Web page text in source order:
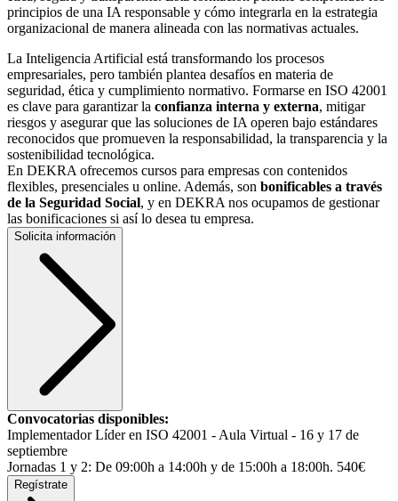
principios de una IA responsable y cómo integrarla en la estrategia
organizacional de manera alineada con las normativas actuales.
La Inteligencia Artificial está transformando los procesos
empresariales, pero también plantea desafíos en materia de
seguridad, ética y cumplimiento normativo. Formarse en ISO 42001
es clave para garantizar la confianza interna y externa, mitigar
riesgos y asegurar que las soluciones de IA operen bajo estándares
reconocidos que promueven la responsabilidad, la transparencia y la
sostenibilidad tecnológica.
En DEKRA ofrecemos cursos para empresas con contenidos
flexibles, presenciales u online. Además, son bonificables a través
de la Seguridad Social, y en DEKRA nos ocupamos de gestionar
las bonificaciones si así lo desea tu empresa.
Solicita información
Convocatorias disponibles:
Implementador Líder en ISO 42001 - Aula Virtual - 16 y 17 de
septiembre
Jornadas 1 y 2: De 09:00h a 14:00h y de 15:00h a 18:00h. 540€
Regístrate